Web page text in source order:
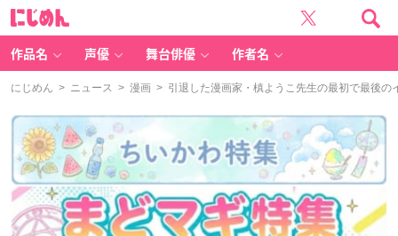
作品名 声優 舞台俳優 作者名
にじめん > ニュース > 漫画 > 引退した漫画家・槙ようこ先生の最初で最後